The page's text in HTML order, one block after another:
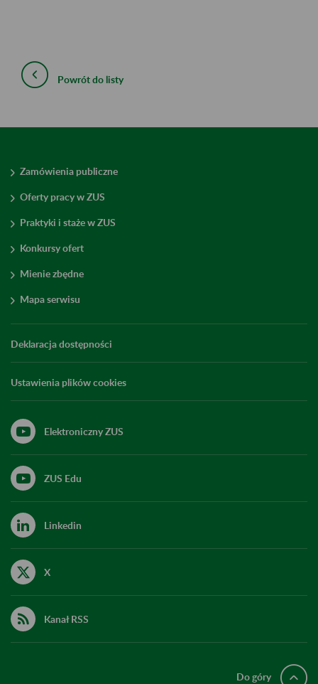
Powrót do listy
Zamówienia publiczne
Oferty pracy w ZUS
Praktyki i staże w ZUS
Konkursy ofert
Mienie zbędne
Mapa serwisu
Deklaracja dostępności
Ustawienia plików cookies
Elektroniczny ZUS
ZUS Edu
Linkedin
X
Kanał RSS
Do góry